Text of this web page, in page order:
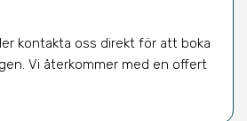
kontakta oss direkt för att boka
Vi återkommer med en offert